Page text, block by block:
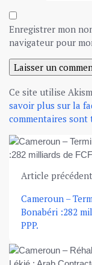
Enregistrer mon
navigateur pour
Ce site utilise
savoir plus sur la
commentaires sont
Article précédent
Cameroun –
Bonabéri :282
PPP.